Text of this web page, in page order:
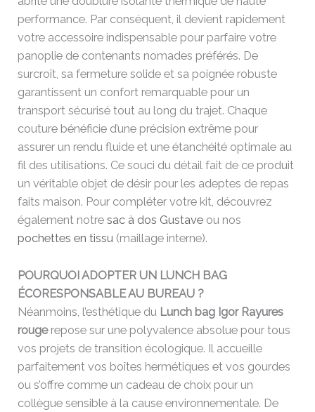
performance. Par conséquent, il devient rapidement
votre accessoire indispensable pour parfaire votre
panoplie de contenants nomades préférés. De
surcroît, sa fermeture solide et sa poignée robuste
garantissent un confort remarquable pour un
transport sécurisé tout au long du trajet. Chaque
couture bénéficie d’une précision extrême pour
assurer un rendu fluide et une étanchéité optimale au
fil des utilisations. Ce souci du détail fait de ce produit
un véritable objet de désir pour les adeptes de repas
faits maison. Pour compléter votre kit, découvrez
également notresac à dos Gustave ou nos
pochettes en tissu (maillage interne).
POURQUOI ADOPTER UN LUNCH BAG
ÉCORESPONSABLE AU BUREAU ?
Néanmoins, l’esthétique du Lunch bag Igor Rayures
rougerepose sur une polyvalence absolue pour tous
vos projets de transition écologique. Il accueille
parfaitement vos boîtes hermétiques et vos gourdes
ou s’offre comme un cadeau de choix pour un
collègue sensible à la cause environnementale. De